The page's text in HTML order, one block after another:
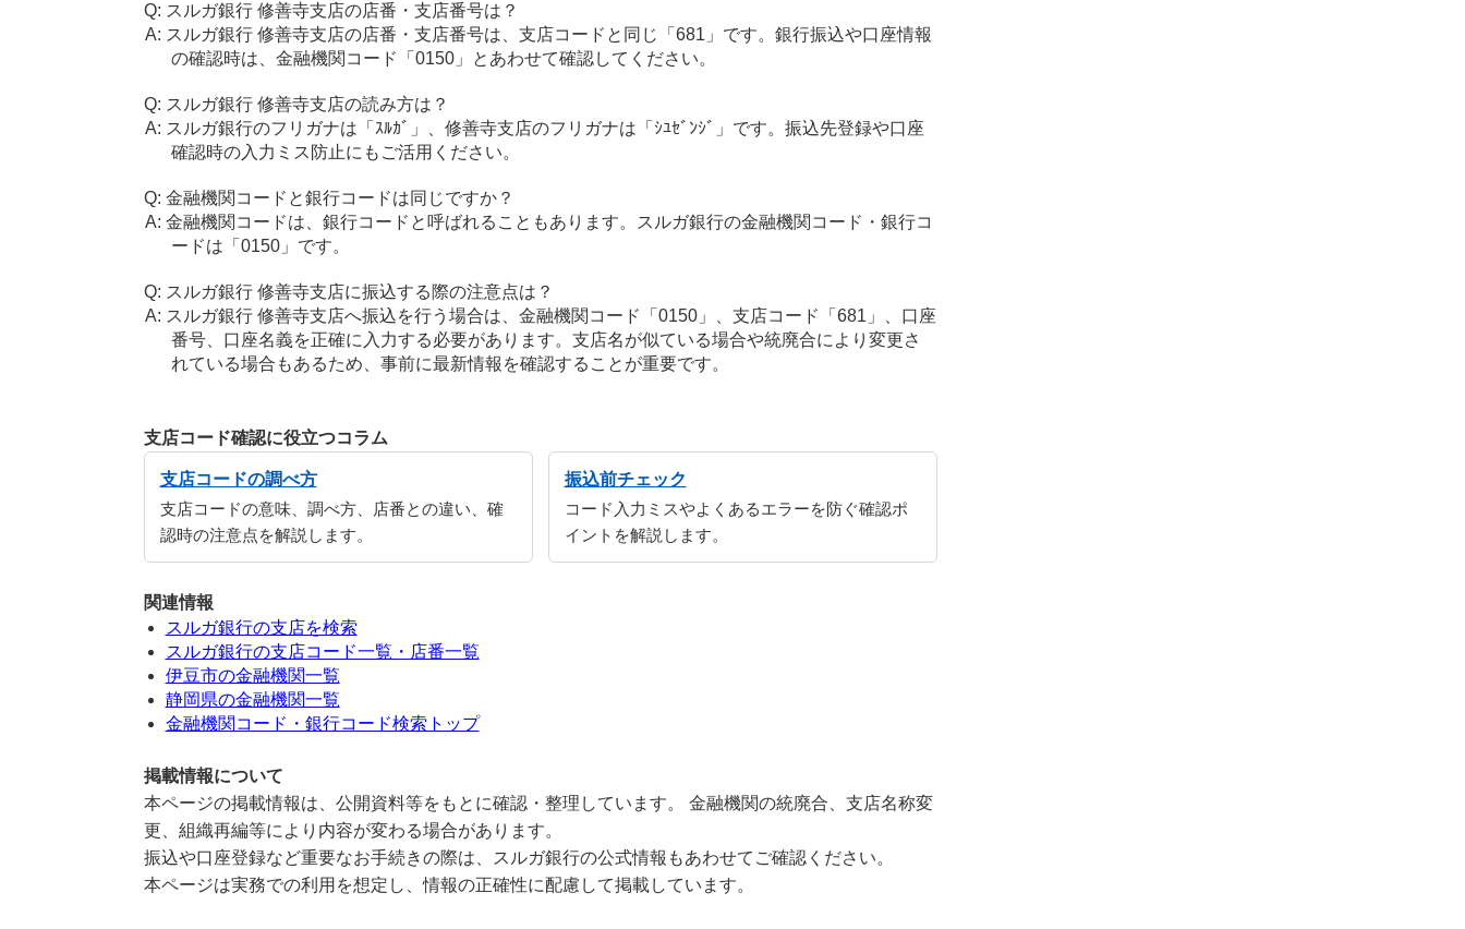
スルガ銀行 修善寺支店の店番・支店番号は？
スルガ銀行 修善寺支店の店番・支店番号は、支店コードと同じ「681」です。銀行振込や口座情報
の確認時は、金融機関コード「0150」とあわせて確認してください。
スルガ銀行 修善寺支店の読み方は？
スルガ銀行のフリガナは「ｽﾙｶﾞ」、修善寺支店のフリガナは「ｼﾕｾﾞﾝｼﾞ」です。振込先登録や口座
確認時の入力ミス防止にもご活用ください。
金融機関コードと銀行コードは同じですか？
金融機関コードは、銀行コードと呼ばれることもあります。スルガ銀行の金融機関コード・銀行コ
ードは「0150」です。
スルガ銀行 修善寺支店に振込する際の注意点は？
スルガ銀行 修善寺支店へ振込を行う場合は、金融機関コード「0150」、支店コード「681」、口座
番号、口座名義を正確に入力する必要があります。支店名が似ている場合や統廃合により変更さ
れている場合もあるため、事前に最新情報を確認することが重要です。
支店コード確認に役立つコラム
支店コードの調べ方
支店コードの意味、調べ方、店番との違い、確
認時の注意点を解説します。
振込前チェック
コード入力ミスやよくあるエラーを防ぐ確認ポ
イントを解説します。
関連情報
スルガ銀行の支店を検索
スルガ銀行の支店コード一覧・店番一覧
伊豆市の金融機関一覧
静岡県の金融機関一覧
金融機関コード・銀行コード検索トップ
掲載情報について
本ページの掲載情報は、公開資料等をもとに確認・整理しています。 金融機関の統廃合、支店名称変
更、組織再編等により内容が変わる場合があります。
振込や口座登録など重要なお手続きの際は、スルガ銀行の公式情報もあわせてご確認ください。
本ページは実務での利用を想定し、情報の正確性に配慮して掲載しています。